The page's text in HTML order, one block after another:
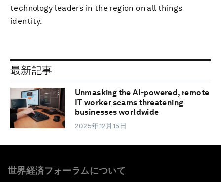
technology leaders in the region on all things
identity.
最新記事
Unmasking the AI-powered, remote
IT worker scams threatening
businesses worldwide
2025年12月15日
世界経済フォーラムについて